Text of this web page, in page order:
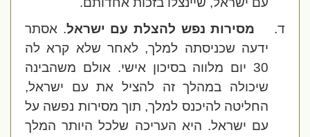
מסירות נפש להצלת עם ישראל. אסתר
ידעה שכניסתה למלך, לאחר שלא קרא לה
30 יום מלווה בסיכון אישי. אולם משהבינה
שיכולה במהלך זה להציל את עם ישראל,
החליטה להיכנס למלך,תוך מסירות נפשה על
עם ישראל. היא העריכהשלכל היותר המלך